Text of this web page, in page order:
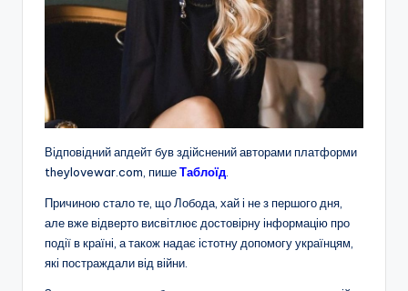
Відповідний апдейт був здійснений авторами платформи
theylovewar.com, пишеТаблоїд
Причиною стало те, що Лобода, хай і не з першого дня,
але вже відверто висвітлює достовірну інформацію про
події в країні, а також надає істотну допомогу українцям,
які постраждали від війни.